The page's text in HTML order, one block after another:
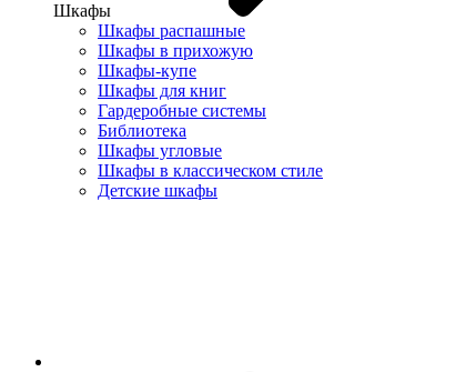
Шкафы
Шкафы распашные
Шкафы в прихожую
Шкафы-купе
Шкафы для книг
Гардеробные системы
Библиотека
Шкафы угловые
Шкафы в классическом стиле
Детские шкафы